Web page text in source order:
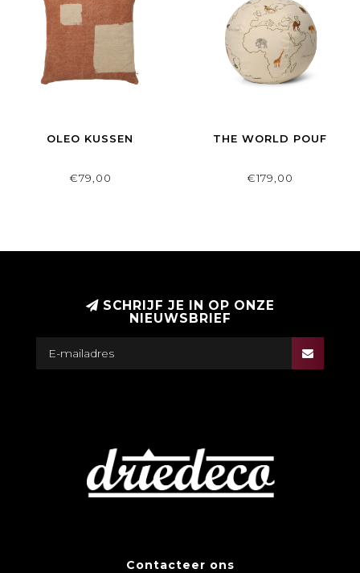
OLEO KUSSEN
€79,00
THE WORLD POUF
€179,00
SCHRIJF JE IN OP ONZE
NIEUWSBRIEF
Contacteer ons